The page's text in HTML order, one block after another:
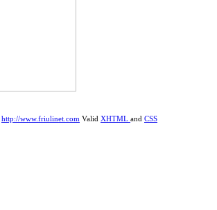
http://www.friulinet.com Valid XHTML and CSS